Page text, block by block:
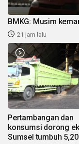
BMKG: Musim
21 jam lalu
Pertambangan dan
konsumsi dorong
Sumsel tumbuh